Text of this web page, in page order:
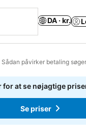
DA · kr.
Sådan påvirker betaling
for at se nøjagtige
Se priser